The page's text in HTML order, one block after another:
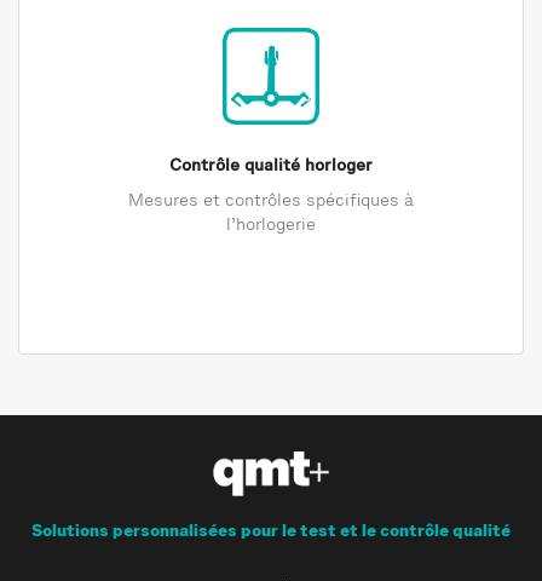
Contrôle qualité horloger
Mesures et contrôles spécifiques à
l’horlogerie
Solutions personnalisées pour le test et le contrôle qualité